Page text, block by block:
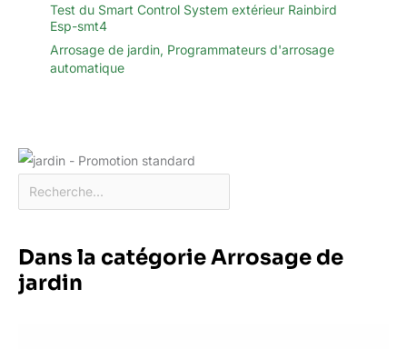
Test du Smart Control System extérieur Rainbird
Esp-smt4
Arrosage de jardin, Programmateurs d'arrosage
automatique
Dans la catégorie Arrosage de
jardin